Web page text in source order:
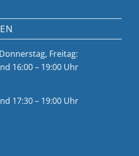
Freitag:
16:00 – 19:00 Uhr
17:30 – 19:00 Uhr